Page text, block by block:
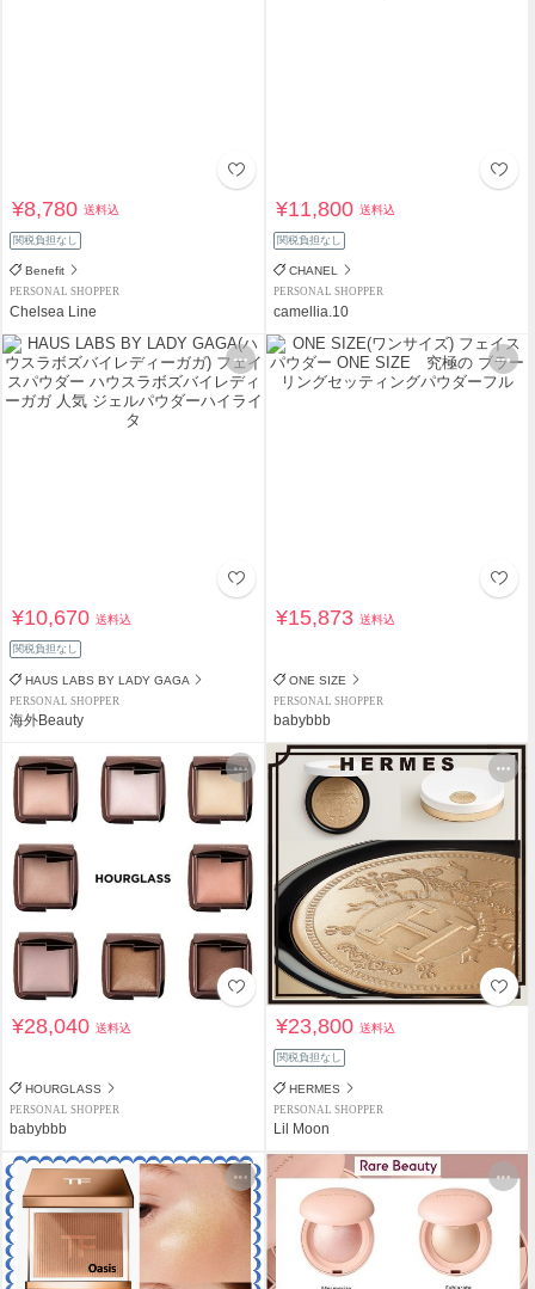
¥8,780送料込
関税負担なし
Benefit
PERSONAL SHOPPER
Chelsea Line
¥11,800送料込
関税負担なし
CHANEL
PERSONAL SHOPPER
camellia.10
¥10,670送料込
関税負担なし
HAUS LABS BY LADY GAGA
PERSONAL SHOPPER
海外Beauty
¥15,873送料込
ONE SIZE
PERSONAL SHOPPER
babybbb
¥28,040送料込
HOURGLASS
PERSONAL SHOPPER
babybbb
¥23,800送料込
関税負担なし
HERMES
PERSONAL SHOPPER
Lil Moon